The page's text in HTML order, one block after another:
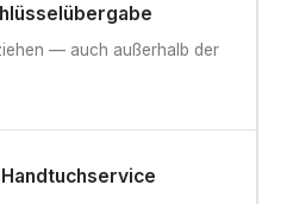
— auch außerhalb der